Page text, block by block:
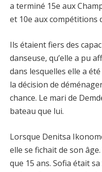
a terminé 15e aux
et 10e aux compétitions
Ils étaient fiers des
danseuse, qu’elle a pu
dans lesquelles elle a
la décision de
chance. Le mari de
bateau que lui.
Lorsque Denitsa
elle se fichait de son
que 15 ans. Sofia était